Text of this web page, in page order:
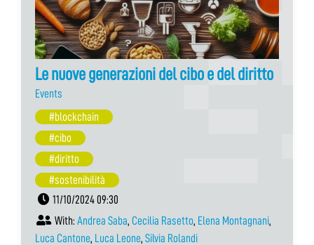
Le nuove generazioni del cibo e del diritto
Events
#blockchain
#cibo
#diritto
#sostenibilità
11/10/2024 09:30
With: Andrea Saba, Cecilia Rasetto, Elena Montagnani,
Luca Cantone, Luca Leone, Silvia Rolandi